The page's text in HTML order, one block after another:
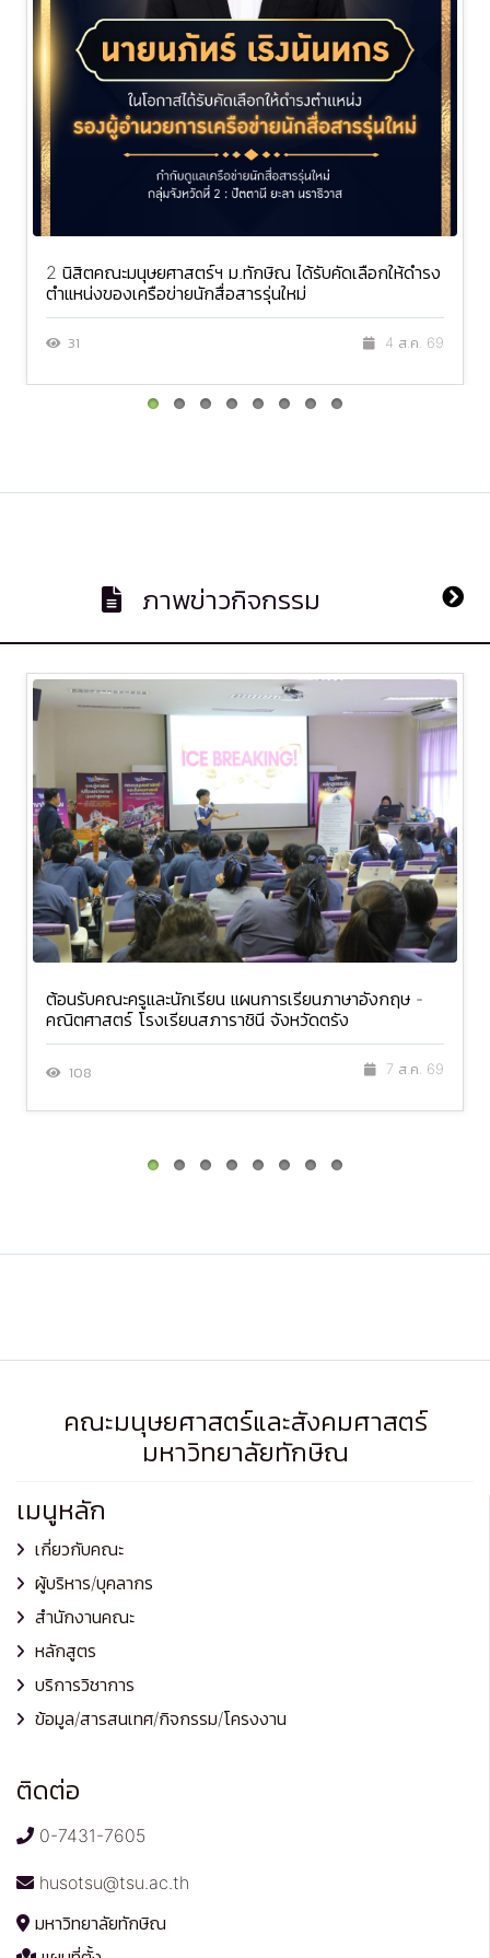
2 นิสิตคณะมนุษยศาสตร์ฯ ม.ทักษิณ ได้รับคัดเลือกให้ดำรง
ตำแหน่งของเครือข่ายนักสื่อสารรุ่นใหม่
31 4 ส.ค. 69
ภาพข่าวกิจกรรม
ต้อนรับคณะครูและนักเรียน แผนการเรียนภาษาอังกฤษ -
คณิตศาสตร์ โรงเรียนสภาราชินี จังหวัดตรัง
108 7 ส.ค. 69
คณะมนุษยศาสตร์และสังคมศาสตร์
มหาวิทยาลัยทักษิณ
เมนูหลัก
เกี่ยวกับคณะ
ผู้บริหาร/บุคลากร
สำนักงานคณะ
หลักสูตร
บริการวิชาการ
ข้อมูล/สารสนเทศ/กิจกรรม/โครงงาน
ติดต่อ
0-7431-7605
husotsu@tsu.ac.th
มหาวิทยาลัยทักษิณ